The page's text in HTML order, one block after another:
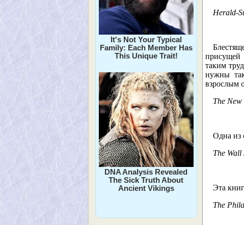
It's Not Your Typical
Family: Each Member Has
This Unique Trait!
DNA Analysis Revealed
The Sick Truth About
Ancient Vikings
Herald-
присущей
таким
нужны
взрослым
The New
Одна из
The Wall
Эта
The